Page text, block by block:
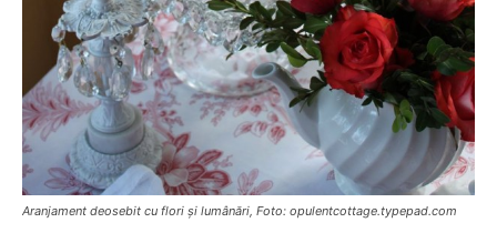
Aranjament deosebit cu flori și lumânări, Foto: opulentcottage.typepad.com